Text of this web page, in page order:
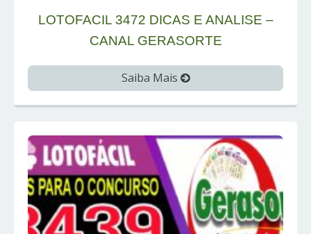
LOTOFACIL 3472 DICAS E ANALISE –
CANAL GERASORTE
Saiba Mais